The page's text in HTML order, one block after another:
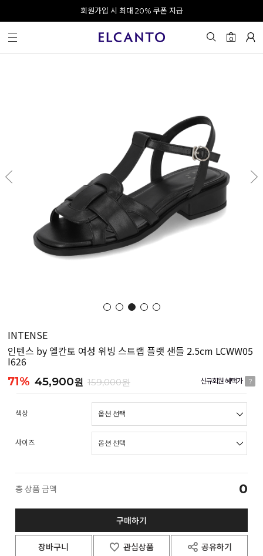
오전 10시 이전 결제 완료 시 오늘 출발!
회원가입 시 최대 20% 쿠폰 지급
0
INTENSE
인텐스 by 엘칸토 여성 위빙 스트랩 플랫 샌들 2.5cm LCWW05
I626
71% 45,900원 159,000원 신규회원 혜택가 ?
색상
사이즈
총 상품 금액 0
구매하기
장바구니 관심상품 공유하기